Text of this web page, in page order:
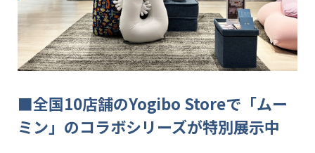
■全国10店舗のYogibo Storeで「ムー
ミン」のコラボシリーズが特別展示中